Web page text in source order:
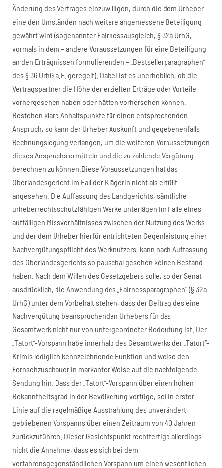
Änderung des Vertrages einzuwilligen, durch die dem Urheber
eine den Umständen nach weitere angemessene Beteiligung
gewährt wird (sogenannter Fairnessausgleich, § 32a UrhG,
vormals in dem – andere Voraussetzungen für eine Beteiligung
an den Erträgnissen formulierenden – „Bestsellerparagraphen“
des § 36 UrhG a.F. geregelt). Dabei ist es unerheblich, ob die
Vertragspartner die Höhe der erzielten Erträge oder Vorteile
vorhergesehen haben oder hätten vorhersehen können.
Bestehen klare Anhaltspunkte für einen entsprechenden
Anspruch, so kann der Urheber Auskunft und gegebenenfalls
Rechnungslegung verlangen, um die weiteren Voraussetzungen
dieses Anspruchs ermitteln und die zu zahlende Vergütung
berechnen zu können.Diese Voraussetzungen hat das
Oberlandesgericht im Fall der Klägerin nicht als erfüllt
angesehen. Die Auffassung des Landgerichts, sämtliche
urheberrechtsschutzfähigen Werke unterlägen im Falle eines
auffälligen Missverhältnisses zwischen der Nutzung des Werks
und der dem Urheber hierfür entrichteten Gegenleistung einer
Nachvergütungspflicht des Werknutzers, kann nach Auffassung
des Oberlandesgerichts so pauschal gesehen keinen Bestand
haben. Nach dem Willen des Gesetzgebers solle, so der Senat
ausdrücklich, die Anwendung des „Fairnessparagraphen“ (§ 32a
UrhG) unter dem Vorbehalt stehen, dass der Beitrag des eine
Nachvergütung beanspruchenden Urhebers für das
Gesamtwerk nicht nur von untergeordneter Bedeutung ist. Der
„Tatort“-Vorspann habe innerhalb des Gesamtwerks der „Tatort“-
Krimis lediglich kennzeichnende Funktion und weise den
Fernsehzuschauer in markanter Weise auf die nachfolgende
Sendung hin. Dass der „Tatort“-Vorspann über einen hohen
Bekanntheitsgrad in der Bevölkerung verfüge, sei in erster
Linie auf die regelmäßige Ausstrahlung des unverändert
gebliebenen Vorspanns über einen Zeitraum von 40 Jahren
zurückzuführen. Dieser Gesichtspunkt rechtfertige allerdings
nicht die Annahme, dass es sich bei dem
verfahrensgegenständlichen Vorspann um einen wesentlichen